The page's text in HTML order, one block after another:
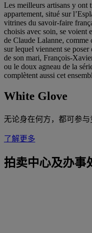
Les meilleurs artisans y ont
appartement, situé sur
vitrines du savoir-faire
choisis avec soin, se voient
de Claude Lalanne, comme
sur lequel viennent se
de son mari, François-
ou le doux agneau de la
complètent aussi cet
White Glove
无论身在何方，都可参与
了解更多
拍卖中心及办事